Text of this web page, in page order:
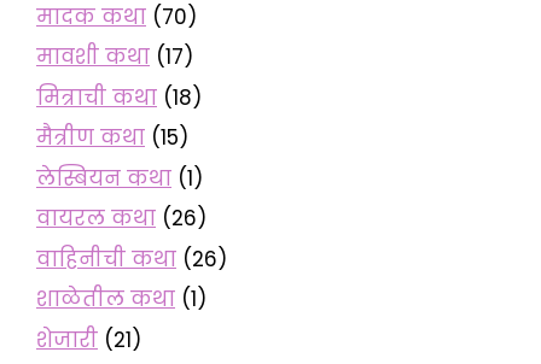
मादक कथा (70)
मावशी कथा (17)
मित्राची कथा (18)
मैत्रीण कथा (15)
लेस्बियन कथा (1)
वायरल कथा (26)
वाहिनीची कथा (26)
शाळेतील कथा (1)
शेजारी (21)